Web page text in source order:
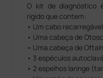
O kit de diagnóstico
rígido que contem:
• Um cabo recarregável
• Uma cabeça de
• Uma cabeça de
• 3 espéculos
• 2 espelhos laringe